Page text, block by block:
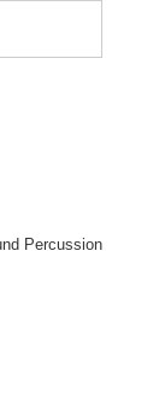
Percussion